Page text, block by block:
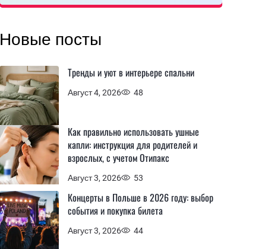
Новые посты
Август 4, 2026 48
Тренды и уют в интерьере спальни
Август 3, 2026 53
Как правильно использовать ушные
капли: инструкция для родителей и
взрослых, с учетом Отипакс
Август 3, 2026 44
Концерты в Польше в 2026 году: выбор
события и покупка билета